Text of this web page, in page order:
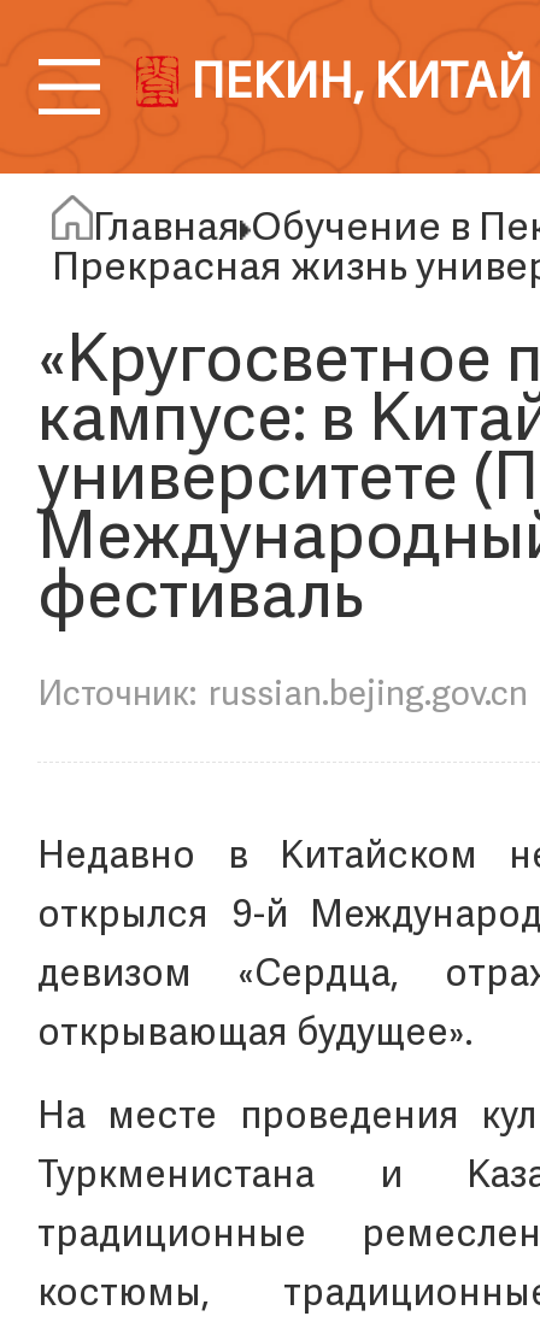
ПЕКИН, КИТАЙ
Главная Обучение в
Прекрасная жизнь
«Кругосветное
кампусе: в
университете
фестиваль
russian.bejing.gov.cn
Недавно в Китайском
открылся 9-й
девизом «Сердца,
открывающая будущее».
На месте проведения
Туркменистана и
традиционные
костюмы,